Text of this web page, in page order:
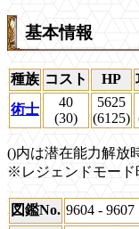
基本情報
種族 コスト HP
術士
40
(30)
5625
(6125)
()内は潜在能力解放
※レジェンドモード
図鑑No. 9604 - 9607